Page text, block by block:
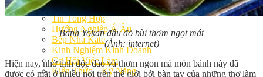
Tin tức
Tin Tổng Hợp
Hướng Nghiệp Á Âu
Bếp Nhà Kate
Kinh Nghiệm Kinh Doanh
Cơ Hội Việc Làm
Kiến Thức – Kỹ Năng
Bánh Yokan đậu đỏ bùi thơm ngọt mát
(Ảnh: internet)
Hiện nay, nhờ tính độc đáo và thơm ngon mà món bánh này đã
được có mặt ở nhiều nơi trên thế giới bởi bàn tay của những thợ làm